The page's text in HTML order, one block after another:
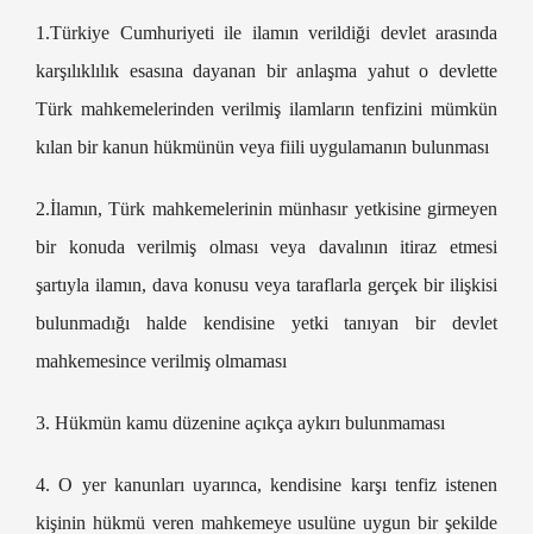
1.Türkiye Cumhuriyeti ile ilamın verildiği devlet arasında
karşılıklılık esasına dayanan bir anlaşma yahut o devlette
Türk mahkemelerinden verilmiş ilamların tenfizini mümkün
kılan bir kanun hükmünün veya fiili uygulamanın bulunması
2.İlamın, Türk mahkemelerinin münhasır yetkisine girmeyen
bir konuda verilmiş olması veya davalının itiraz etmesi
şartıyla ilamın, dava konusu veya taraflarla gerçek bir ilişkisi
bulunmadığı halde kendisine yetki tanıyan bir devlet
mahkemesince verilmiş olmaması
3. Hükmün kamu düzenine açıkça aykırı bulunmaması
4. O yer kanunları uyarınca, kendisine karşı tenfiz istenen
kişinin hükmü veren mahkemeye usulüne uygun bir şekilde